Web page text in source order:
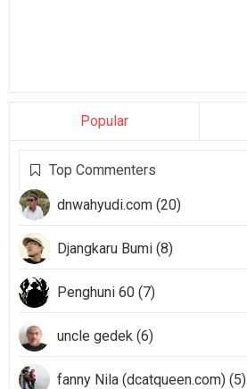
Popular
Top Commenters
dnwahyudi.com (20)
Djangkaru Bumi (8)
Penghuni 60 (7)
uncle gedek (6)
fanny Nila (dcatqueen.com) (5)